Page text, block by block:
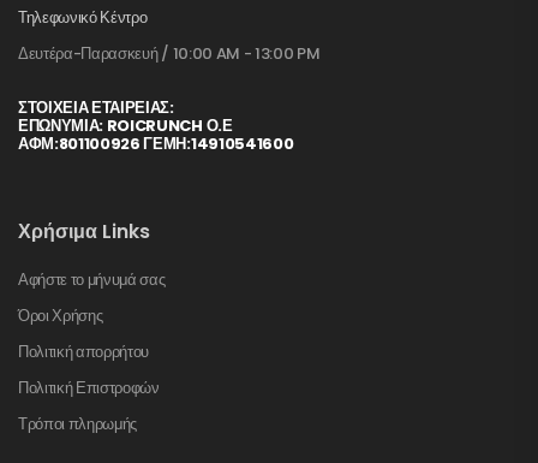
Τηλεφωνικό Κέντρο
Δευτέρα-Παρασκευή / 10:00 AM - 13:00 PM
ΣΤΟΙΧΕΊΑ ΕΤΑΙΡΕΊΑΣ:
ΕΠΩΝΥΜΙΑ: ROICRUNCH Ο.Ε
ΑΦΜ:801100926 ΓΕΜΗ:14910541600
Χρήσιμα Links
Αφήστε το μήνυμά σας
Όροι Χρήσης
Πολιτική απορρήτου
Πολιτική Επιστροφών
Τρόποι πληρωμής